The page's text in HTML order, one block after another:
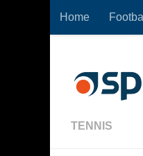
Skip to
Home Football
TENNIS